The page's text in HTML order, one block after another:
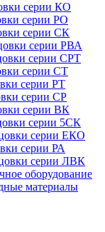
серии КО
серии РО
серии СК
серии РВА
серии СРТ
серии СТ
серии РТ
серии СР
серии ВК
серии 5СК
серии ЕКО
серии РА
серии ЛВК
оборудование
материалы